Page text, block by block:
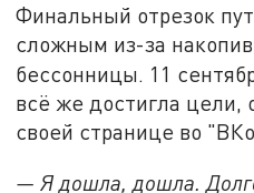
Финальный отрезок
сложным из-за
бессонницы. 11
всё же достигла цели,
своей странице во
— Я дошла, дошла.